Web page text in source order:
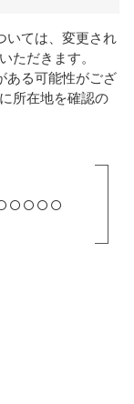
いては、変更され
ただきます。
ある可能性がござ
所在地を確認の